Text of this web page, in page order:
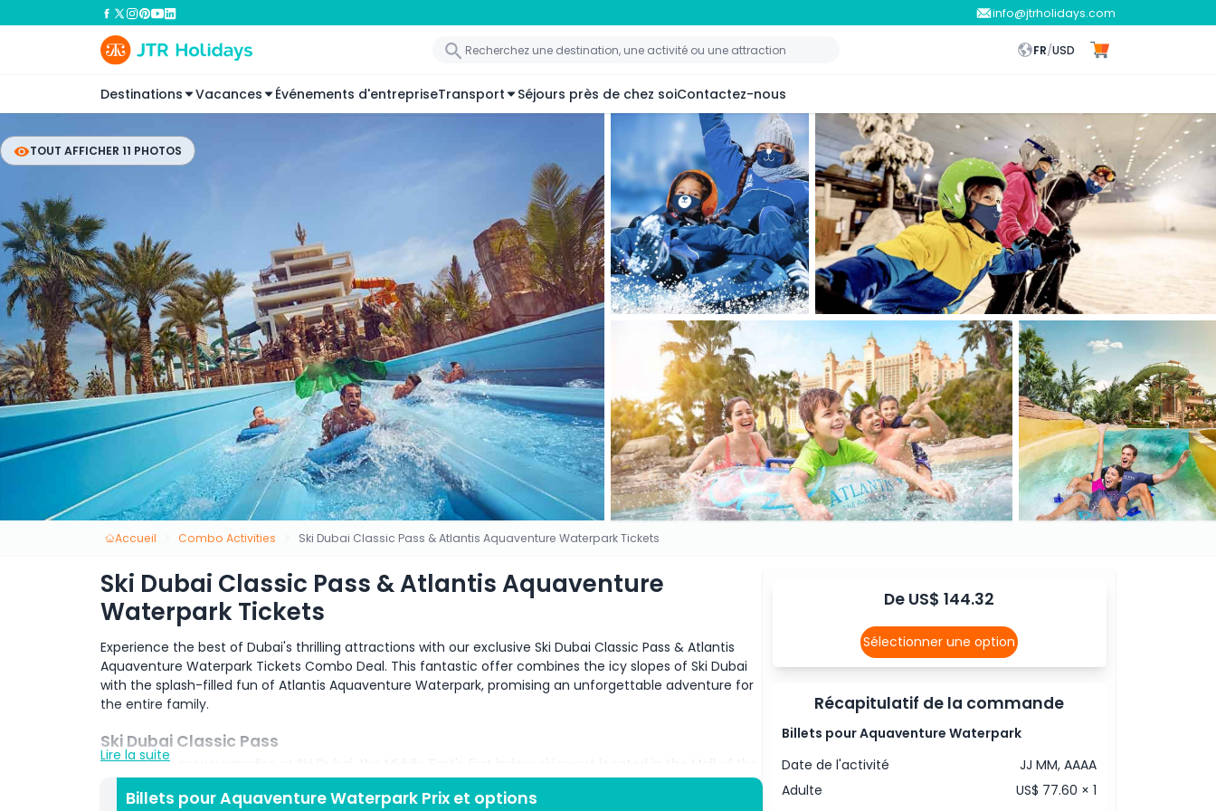
info@jtrholidays.com
FR/USD
Destinations Vacances Événements d'entrepriseTransport Séjours près de chez soiContactez-nous
TOUT AFFICHER 11 PHOTOS
Accueil Combo Activities Ski Dubai Classic Pass & Atlantis Aquaventure Waterpark Tickets
Ski Dubai Classic Pass & Atlantis Aquaventure
Waterpark Tickets
Experience the best of Dubai's thrilling attractions with our exclusive Ski Dubai Classic Pass & Atlantis
Aquaventure Waterpark Tickets Combo Deal. This fantastic offer combines the icy slopes of Ski Dubai
with the splash-filled fun of Atlantis Aquaventure Waterpark, promising an unforgettable adventure for
the entire family.
Ski Dubai Classic Pass
Escape to a snowy paradise at Ski Dubai, the Middle East's first indoor ski resort located in the Mall of the
Emirates. With the Ski Dubai Classic Pass, you can enjoy a variety of winter activities, including:
Lire la suite
Billets pour Aquaventure Waterpark Prix et options
De US$ 144.32
Sélectionner une option
Récapitulatif de la commande
Billets pour Aquaventure Waterpark
Date de l'activité
JJ MM, AAAA
Adulte
US$ 77.60 × 1